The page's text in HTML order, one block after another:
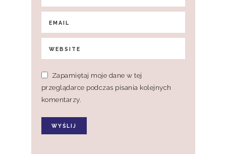
Zapamiętaj moje dane w tej
przeglądarce podczas pisania kolejnych
komentarzy.